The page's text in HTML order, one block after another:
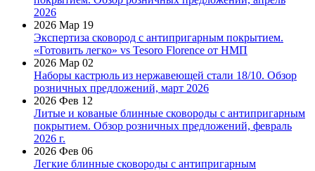
2026
2026 Мар 19
Экспертиза сковород с антипригарным покрытием.
«Готовить легко» vs Tesoro Florence от НМП
2026 Мар 02
Наборы кастрюль из нержавеющей стали 18/10. Обзор
розничных предложений, март 2026
2026 Фев 12
Литые и кованые блинные сковороды с антипригарным
покрытием. Обзор розничных предложений, февраль
2026 г.
2026 Фев 06
Легкие блинные сковороды с антипригарным